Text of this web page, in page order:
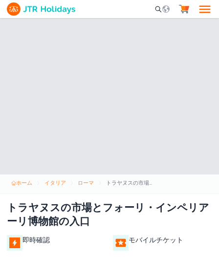
Mobile Search
ホーム イタリア ローマ トラヤヌスの市場とフォーリ・インペリアーリ博物館の入口
トラヤヌスの市場とフォーリ・インペリア
ーリ博物館の入口
即時確認 モバイルチケット